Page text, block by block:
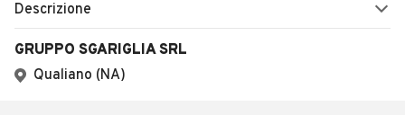
Descrizione
GRUPPO SGARIGLIA SRL
Qualiano (NA)